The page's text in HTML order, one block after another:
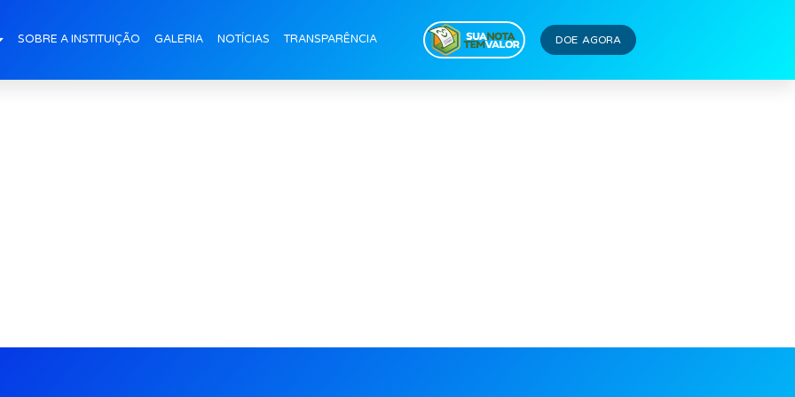
SOBRE A INSTITUIÇÃO GALERIA NOTÍCIAS TRANSPARÊNCIA DOE AGORA
alunos (1)